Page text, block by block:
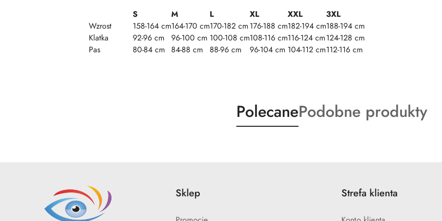
S
M L XL XXL
3XL
Wzrost
158-164 cm164-170 cm170-182 cm176-188 cm182-194 cm188-194 cm
Klatka
92-96 cm 96-100 cm 100-108 cm108-116 cm116-124 cm124-128 cm
Pas
80-84 cm 84-88 cm 88-96 cm 96-104 cm 104-112 cm112-116 cm
Produkty
o
PolecaneProdukty
o
Podobne produkty
Sklep Strefa klienta